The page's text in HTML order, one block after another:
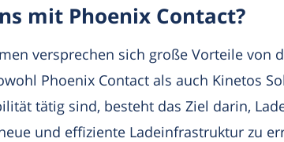
mit Phoenix Contact?
versprechen sich große Vorteile von
Phoenix Contact als auch Kinetos
tätig sind, besteht das Ziel darin,
und effiziente Ladeinfrastruktur zu